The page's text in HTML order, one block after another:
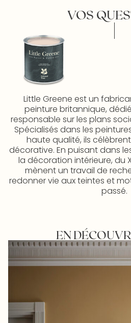
VOS
Little Greene est un
peinture britannique,
responsable sur les plans
Spécialisés dans les
haute qualité, ils
décorative. En puisant dans
la décoration intérieure, du
mènent un travail de
redonner vie aux teintes et
passé.
EN